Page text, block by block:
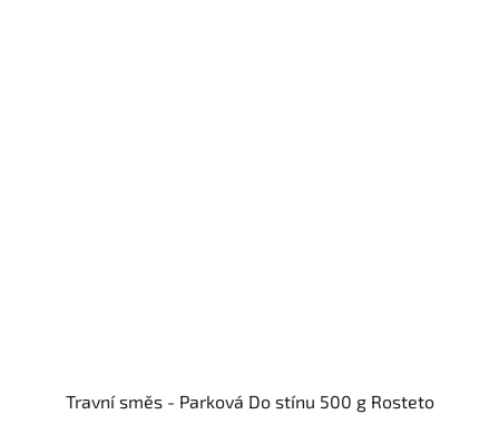
Travní směs - Parková Do stínu 500 g Rosteto